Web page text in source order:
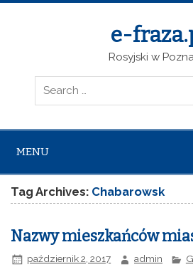
e-
Rosyjski w
MENU
Tag Archives: Chabarowsk
Nazwy mieszkańców
październik 2, 2017 admin